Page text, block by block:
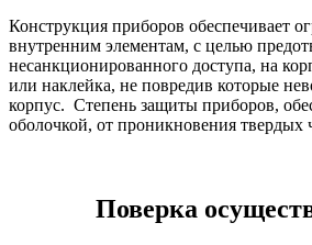
Конструкция приборов обеспечивает
внутренним элементам, с целью
несанкционированного доступа, на
или наклейка, не повредив которые
корпус. Степень защиты приборов,
оболочкой, от проникновения
Поверка